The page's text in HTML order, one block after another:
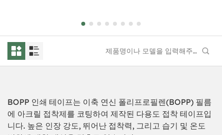
BOPP 인쇄 테이프는 이축 연신 폴리프로필렌(BOPP) 필름
에 아크릴 접착제를 코팅하여 제작된 다용도 접착 테이프입
니다. 높은 인장 강도, 뛰어난 접착력, 그리고 습기 및 온도